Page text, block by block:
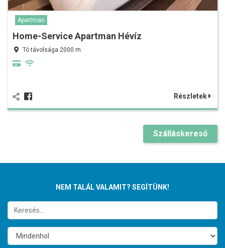
Apartman
Home-Service Apartman Hévíz
Tó távolsága 2000 m
Részletek
Szálláskereső
NEM TALÁL VALAMIT? SEGÍTÜNK!